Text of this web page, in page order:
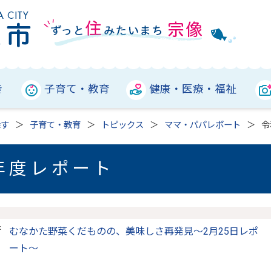
子育て・教育 健康・医療・福祉
子育て・教育 トピックス ママ・パパレポート
度レポート
むなかた野菜くだものの、美味しさ再発見〜2月25日レポ
ート〜